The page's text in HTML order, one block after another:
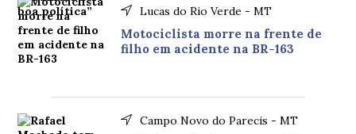
Lucas do Rio Verde - MT
Motociclista morre na frente de
filho em acidente na BR-163
Campo Novo do Parecis - MT